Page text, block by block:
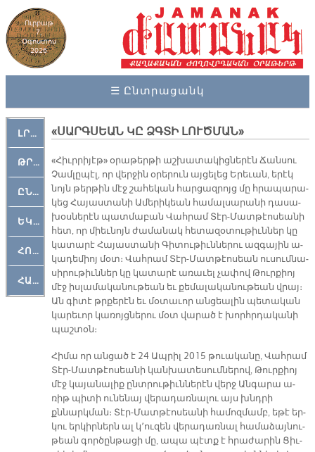
Ուրբաթ
7,
Օգոստոս
2026
☰ Ընտրացանկ
ԼՐԱՀՈՍ
ԹՐՔԱՀԱՅ ԿԵԱՆՔ
ԸՆԿԵՐԱՄՇԱԿՈՒԹԱՅԻՆ
ԵԿԵՂԵՑԱԿԱՆ
ՀՈԳԵՄՏԱՒՈՐ
ՀԱՐԹԱԿ
«ՍԱՐԳՍԵԱՆ ԿԸ ՁԳՏԻ ԼՈՒԾՄԱՆ»
«Հիւր­րի­յէթ» օ­րա­թեր­թի աշ­խա­տա­կից­նե­րէն Ճան­սու
Չամ­լը­պէլ, որ վեր­ջին օ­րե­րուն այ­ցե­լեց Ե­րե­ւան, ե­րէկ
նոյն թեր­թին մէջ շա­հե­կան հար­ցազ­րոյց մը հրա­պա­րա­
կեց Հա­յաս­տա­նի Ա­մե­րի­կեան հա­մալ­սա­րա­նի դա­սա­
խօս­նե­րէն պատ­մա­բան Վահ­րամ Տէր-Մատ­թէո­սեա­նի
հետ, որ միեւ­նոյն ժա­մա­նակ հե­տա­զօ­տու­թիւն­ներ կը
կա­տա­րէ Հա­յաս­տա­նի Գի­տու­թիւն­նե­րու ազ­գա­յին ա­
կա­դե­միոյ մօտ։ Վահ­րամ Տէր-Մատ­թէո­սեան ու­սում­նա­
սի­րու­թիւն­ներ կը կա­տա­րէ ա­ռա­ւել չա­փով Թուր­քիոյ
մէջ իս­լա­մա­կա­նու­թեան եւ քե­մա­լա­կա­նու­թեան վրայ։
Ան գի­տէ թրքե­րէն եւ մօ­տա­ւոր ան­ցեա­լին պե­տա­կան
կա­րե­ւոր կա­ռոյց­նե­րու մօտ վա­րած է խորհր­դա­կա­նի
պաշ­տօն։
Հի­մա որ ան­ցած է 24 Ապ­րիլ 2015 թուա­կա­նը, Վահ­րամ
Տէր-Մատ­թէո­սեա­նի կան­խա­տե­սում­նե­րով, Թուր­քիոյ
մէջ կա­յա­նա­լիք ընտ­րու­թիւն­նե­րէն վերջ Ան­գա­րա ա­
ռիթ պի­տի ու­նե­նայ վե­րա­դառ­նա­լու այս խնդրի
քննարկ­ման։ Տէր-Մատ­թէո­սեա­նի հա­մոզ­մամբ, ե­թէ եր­
կու եր­կիր­ներն ալ կ՚ու­զեն վե­րա­դառ­նալ հա­մա­ձայ­նու­
թեան գոր­ծըն­թա­ցի մը, ա­պա պէտք է հրա­ժա­րին Ցիւ­